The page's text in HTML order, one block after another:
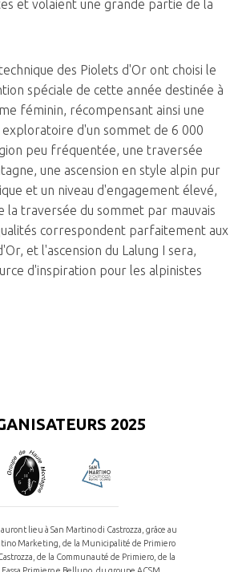
et volaient une grande partie de la
des Piolets d'Or ont choisi le
spéciale de cette année destinée à
féminin, récompensant ainsi une
d'un sommet de 6 000
peu fréquentée, une traversée
une ascension en style alpin pur
et un niveau d'engagement élevé,
la traversée du sommet par mauvais
correspondent parfaitement aux
et l'ascension du Lalung I sera,
d'inspiration pour les alpinistes
2025
auront lieu à San Martino di Castrozza, grâce au
Marketing, de la Municipalité de Primiero
de la Communauté de Primiero, de la